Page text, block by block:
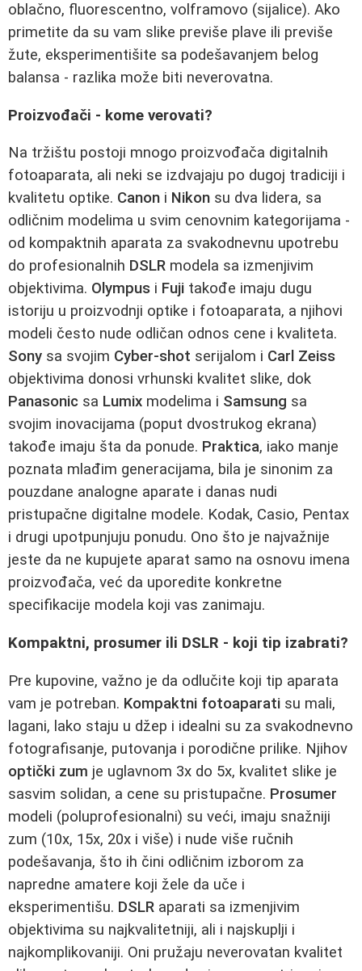
oblačno, fluorescentno, volframovo (sijalice). Ako
primetite da su vam slike previše plave ili previše
žute, eksperimentišite sa podešavanjem belog
balansa - razlika može biti neverovatna.
Proizvođači - kome verovati?
Na tržištu postoji mnogo proizvođača digitalnih
fotoaparata, ali neki se izdvajaju po dugoj tradiciji i
kvalitetu optike. Canon i Nikon su dva lidera, sa
odličnim modelima u svim cenovnim kategorijama -
od kompaktnih aparata za svakodnevnu upotrebu
do profesionalnih DSLR modela sa izmenjivim
objektivima. Olympus i Fuji takođe imaju dugu
istoriju u proizvodnji optike i fotoaparata, a njihovi
modeli često nude odličan odnos cene i kvaliteta.
Sony sa svojim Cyber-shot serijalom i Carl Zeiss
objektivima donosi vrhunski kvalitet slike, dok
Panasonic sa Lumix modelima i Samsung sa
svojim inovacijama (poput dvostrukog ekrana)
takođe imaju šta da ponude. Praktica, iako manje
poznata mlađim generacijama, bila je sinonim za
pouzdane analogne aparate i danas nudi
pristupačne digitalne modele. Kodak, Casio, Pentax
i drugi upotpunjuju ponudu. Ono što je najvažnije
jeste da ne kupujete aparat samo na osnovu imena
proizvođača, već da uporedite konkretne
specifikacije modela koji vas zanimaju.
Kompaktni, prosumer ili DSLR - koji tip izabrati?
Pre kupovine, važno je da odlučite koji tip aparata
vam je potreban. Kompaktni fotoaparati su mali,
lagani, lako staju u džep i idealni su za svakodnevno
fotografisanje, putovanja i porodične prilike. Njihov
optički zum je uglavnom 3x do 5x, kvalitet slike je
sasvim solidan, a cene su pristupačne. Prosumer
modeli (poluprofesionalni) su veći, imaju snažniji
zum (10x, 15x, 20x i više) i nude više ručnih
podešavanja, što ih čini odličnim izborom za
napredne amatere koji žele da uče i
eksperimentišu. DSLR aparati sa izmenjivim
objektivima su najkvalitetniji, ali i najskuplji i
najkomplikovaniji. Oni pružaju neverovatan kvalitet